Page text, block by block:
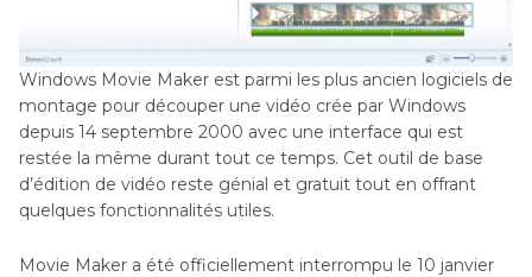
Windows Movie Maker est parmi les plus ancien logiciels de
montage pour découper une vidéo crée par Windows
depuis 14 septembre 2000 avec une interface qui est
restée la même durant tout ce temps. Cet outil de base
d’édition de vidéo reste génial et gratuit tout en offrant
quelques fonctionnalités utiles.
Movie Maker a été officiellement interrompu le 10 janvier